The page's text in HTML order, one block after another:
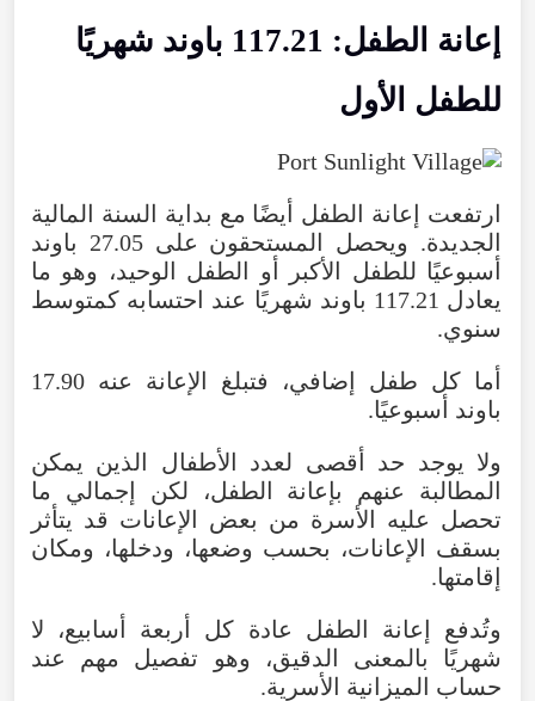
إعانة الطفل:
117.21 باوند شهريًا
للطفل الأول
ارتفعت إعانة الطفل أيضًا مع بداية السنة
المالية
الجديدة. ويحصل المستحقون على 27.05 باوند
أسبوعيًا للطفل الأكبر أو الطفل الوحيد، وهو ما
يعادل 117.21 باوند شهريًا عند احتسابه كمتوسط
سنوي.
أما كل طفل إضافي، فتبلغ الإعانة عنه 17.90
باوند
أسبوعيًا.
ولا يوجد حد أقصى لعدد الأطفال الذين يمكن
المطالبة
عنهم بإعانة الطفل، لكن إجمالي
ما
تحصل عليه الأسرة من بعض الإعانات قد يتأثر
بسقف
الإعانات، بحسب وضعها، ودخلها، ومكان
إقامتها.
وتُدفع
إعانة الطفل عادة كل أربعة أسابيع، لا
شهريًا
بالمعنى الدقيق، وهو تفصيل مهم
عند
حساب الميزانية الأسرية.